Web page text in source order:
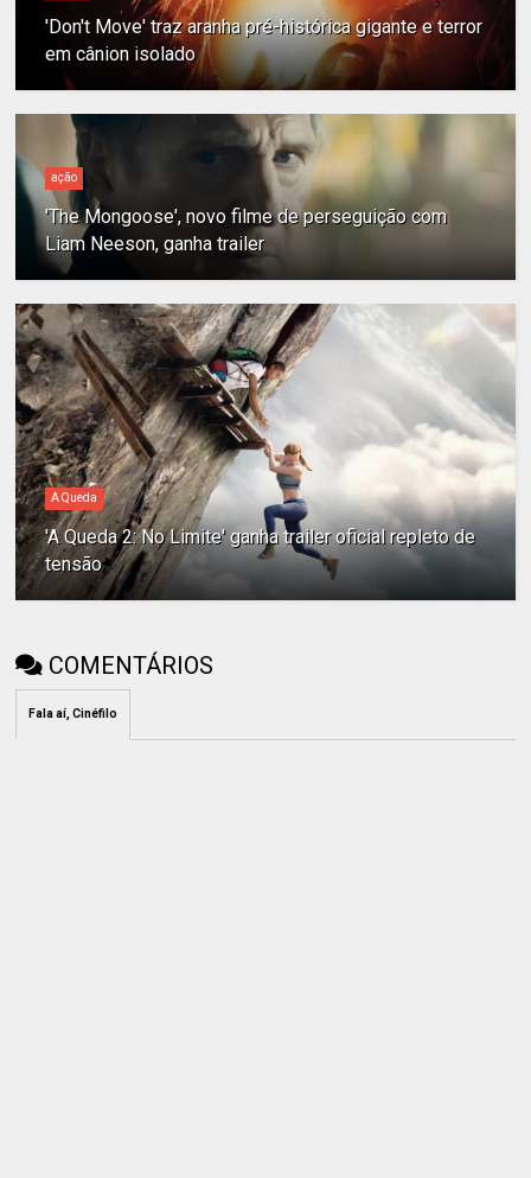
'Don't Move' traz aranha pré-histórica gigante e terror
em cânion isolado
ação
'The Mongoose', novo filme de perseguição com
Liam Neeson, ganha trailer
A Queda
'A Queda 2: No Limite' ganha trailer oficial repleto de
tensão
COMENTÁRIOS
Fala aí, Cinéfilo